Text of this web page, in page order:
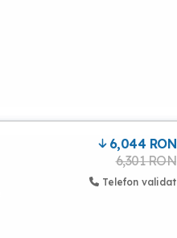
6,044 RON
6,301 RON
Telefon validat